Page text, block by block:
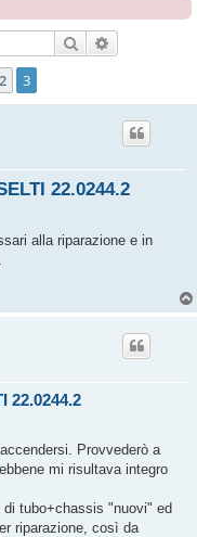
Cerca
2 3
22.0244.2
alla riparazione e in
22.0244.2
Provvederò a
mi risultava integro
tubo+chassis "nuovi" ed
riparazione, così da